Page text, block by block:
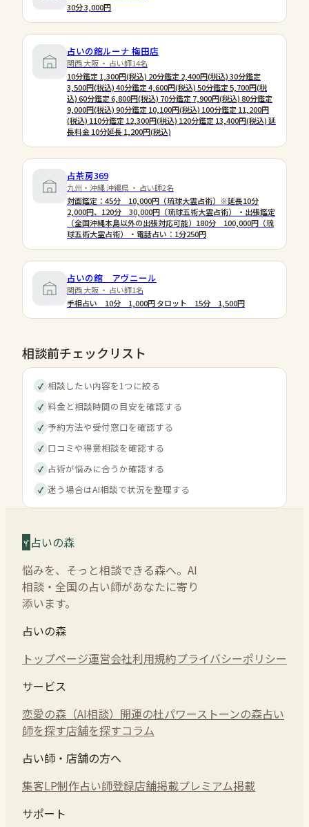
30分 3,000円
占いの館ルーナ 梅田店
関西 大阪 ・ 占い師14名
10分鑑定 1,300円(税込) 20分鑑定 2,400円(税込) 30分鑑定
3,500円(税込) 40分鑑定 4,600円(税込) 50分鑑定 5,700円(税
込) 60分鑑定 6,800円(税込) 70分鑑定 7,900円(税込) 80分鑑定
9,000円(税込) 90分鑑定 10,100円(税込) 100分鑑定 11,200円
(税込) 110分鑑定 12,300円(税込) 120分鑑定 13,400円(税込) 延
長料金 10分延長 1,200円(税込)
占茶房369
九州・沖縄 沖縄県 ・ 占い師2名
対面鑑定：45分 10,000円（琉球大霊占術）※延長10分
2,000円、120分 30,000円（琉球五術大霊占術） ・出張鑑定
（全国沖縄本島以外の出張対応可能）180分 100,000円（琉
球五術大霊占術） ・電話占い：1分250円
占いの館 アヴニール
関西 大阪 ・ 占い師1名
手相占い 10分 1,000円 タロット 15分 1,500円
相談前チェックリスト
✓ 相談したい内容を1つに絞る
✓ 料金と相談時間の目安を確認する
✓ 予約方法や受付窓口を確認する
✓ 口コミや得意相談を確認する
✓ 占術が悩みに合うか確認する
✓ 迷う場合はAI相談で状況を整理する
占いの森
悩みを、そっと相談できる森へ。AI
相談・全国の占い師があなたに寄り
添います。
占いの森
トップページ運営会社利用規約プライバシーポリシー
サービス
恋愛の森（AI相談） 開運の杜パワーストーンの森占い
師を探す店舗を探すコラム
占い師・店舗の方へ
集客LP制作占い師登録店舗掲載プレミアム掲載
サポート